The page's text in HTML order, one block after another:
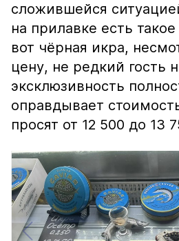
сложившейся
на прилавке есть
вот чёрная икра,
цену, не редкий гость
эксклюзивность
оправдывает
просят от 12 500 до 13